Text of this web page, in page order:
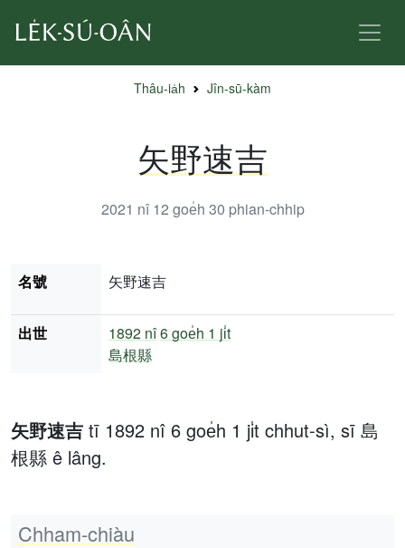
Thâu-ia̍h Jîn-sū-kàm
矢野速吉
2021 nî 12 goe̍h 30 phian-chhip
矢野速吉 tī 1892 nî 6 goe̍h 1 ji̍t chhut-sì, sī 島
根縣 ê lâng.
Chham-chiàu
名號 矢野速吉
出世 1892 nî6 goe̍h 1 ji̍t
島根縣